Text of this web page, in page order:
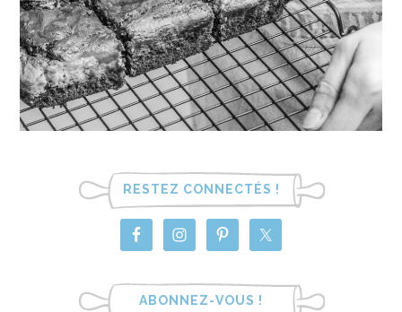
RESTEZ CONNECTÉS !
ABONNEZ-VOUS !